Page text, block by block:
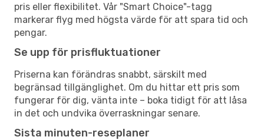
pris eller flexibilitet. Vår "Smart Choice"-tagg
markerar flyg med högsta värde för att spara tid och
pengar.
Se upp för prisfluktuationer
Priserna kan förändras snabbt, särskilt med
begränsad tillgänglighet. Om du hittar ett pris som
fungerar för dig, vänta inte – boka tidigt för att låsa
in det och undvika överraskningar senare.
Sista minuten-reseplaner